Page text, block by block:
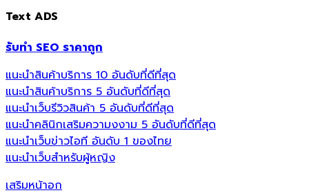
Text ADS
รับทำ SEO ราคาถูก
แนะนำสินค้าบริการ 10 อันดับที่ดีที่สุด
แนะนำสินค้าบริการ 5 อันดับที่ดีที่สุด
แนะนำเว็บรีวิวสินค้า 5 อันดับที่ดีที่สุด
แนะนำคลินิกเสริมความงงาม 5 อันดับที่ดีที่สุด
แนะนำเว็บข่าวไอที อันดับ 1 ของไทย
แนะนำเว็บสำหรับผู้หญิง
เสริมหน้าอก